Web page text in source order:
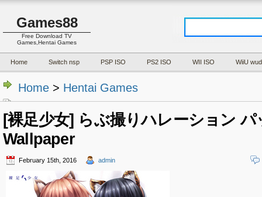
Games88
Free Download TV
Games,Hentai Games
Home Switch nsp PSP ISO PS2 ISO WII ISO WiiU wud
Home > Hentai Games
[裸足少女] らぶ撮りハレーション パ
Wallpaper
February 15th, 2016 admin